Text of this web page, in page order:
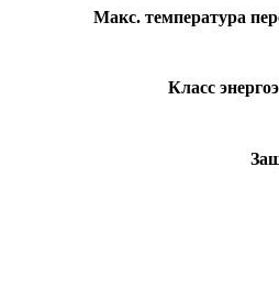
Макс. температура
Класс